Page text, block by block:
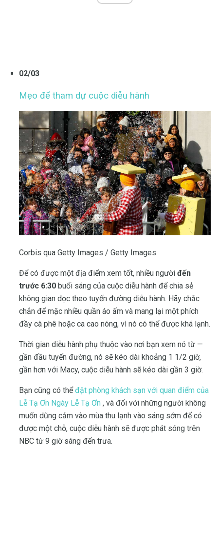
02/03
Mẹo để tham dự cuộc diễu hành
Corbis qua Getty Images / Getty Images
Để có được một địa điểm xem tốt, nhiều người đến
trước 6:30 buổi sáng của cuộc diễu hành để chia sẻ
không gian dọc theo tuyến đường diễu hành. Hãy chắc
chắn để mặc nhiều quần áo ấm và mang lại một phích
đầy cà phê hoặc ca cao nóng, vì nó có thể được khá lạnh.
Thời gian diễu hành phụ thuộc vào nơi bạn xem nó từ —
gần đầu tuyến đường, nó sẽ kéo dài khoảng 1 1/2 giờ,
gần hơn với Macy, cuộc diễu hành sẽ kéo dài gần 3 giờ.
Bạn cũng có thểđặt phòng khách sạn với quan điểm của
Lễ Tạ Ơn Ngày Lễ Tạ Ơn , và đối với những người không
muốn dũng cảm vào mùa thu lạnh vào sáng sớm để có
được một chỗ, cuộc diễu hành sẽ được phát sóng trên
NBC từ 9 giờ sáng đến trưa.